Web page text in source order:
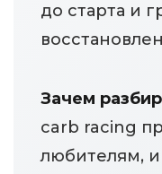
до старта и
Зачем
carb racing
любителям,